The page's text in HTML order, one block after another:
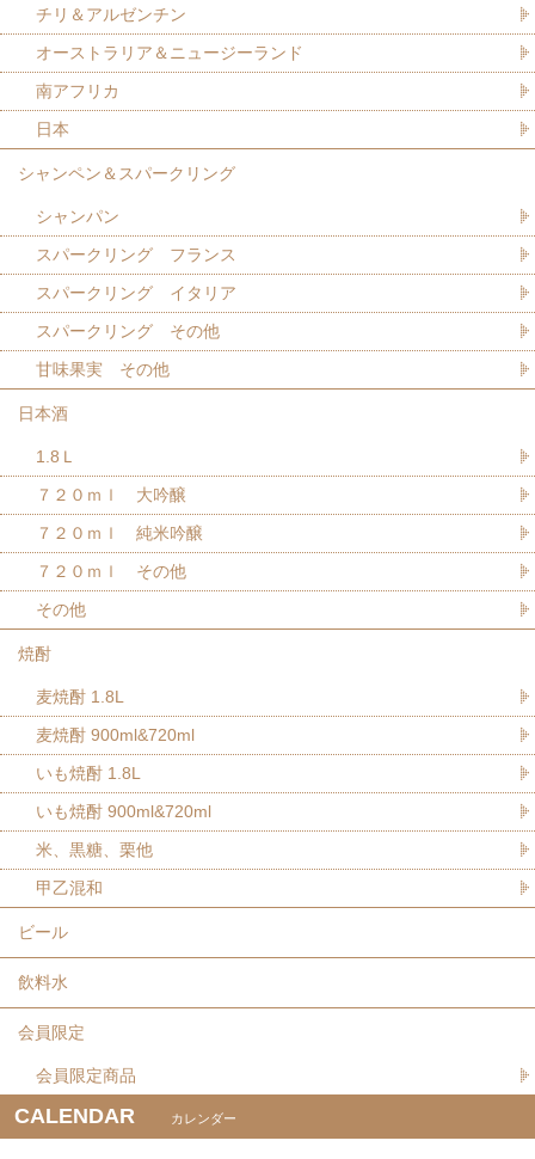
チリ＆アルゼンチン
オーストラリア＆ニュージーランド
南アフリカ
日本
シャンペン＆スパークリング
シャンパン
スパークリング フランス
スパークリング イタリア
スパークリング その他
甘味果実 その他
日本酒
1.8Ｌ
７２０ｍｌ 大吟醸
７２０ｍｌ 純米吟醸
７２０ｍｌ その他
その他
焼酎
麦焼酎 1.8L
麦焼酎 900ml&720ml
いも焼酎 1.8L
いも焼酎 900ml&720ml
米、黒糖、栗他
甲乙混和
ビール
飲料水
会員限定
会員限定商品
CALENDAR カレンダー